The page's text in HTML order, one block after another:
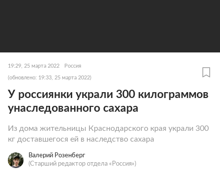
19:29, 25 марта 2022 Россия
(обновлено: 19:33, 25 марта 2022)
У россиянки украли 300 килограммов
унаследованного сахара
Из дома жительницы Краснодарского края украли 300
кг доставшегося ей в наследство сахара
Валерий Розенберг
(Старший редактор отдела «Россия»)